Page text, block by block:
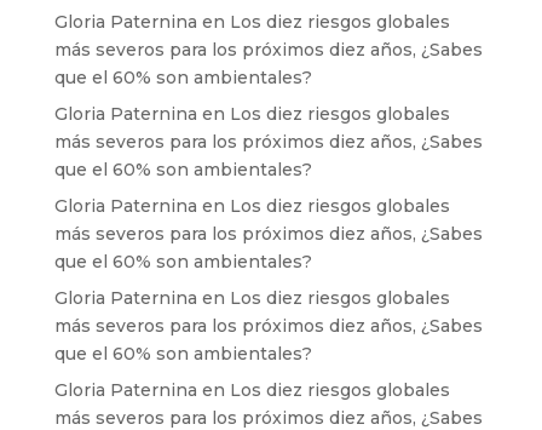
Gloria Paternina en Los diez riesgos globales
más severos para los próximos diez años, ¿Sabes
que el 60% son ambientales?
Gloria Paternina en Los diez riesgos globales
más severos para los próximos diez años, ¿Sabes
que el 60% son ambientales?
Gloria Paternina en Los diez riesgos globales
más severos para los próximos diez años, ¿Sabes
que el 60% son ambientales?
Gloria Paternina en Los diez riesgos globales
más severos para los próximos diez años, ¿Sabes
que el 60% son ambientales?
Gloria Paternina en Los diez riesgos globales
más severos para los próximos diez años, ¿Sabes